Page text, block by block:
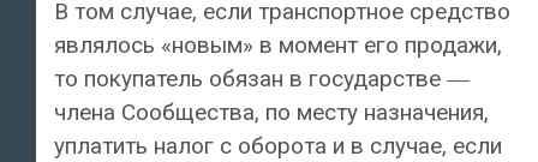
В том случае, если транспортное средство
являлось «новым» в момент его продажи,
то покупатель обязан в государстве ―
члена Сообщества, по месту назначения,
уплатить налог с оборота и в случае, если